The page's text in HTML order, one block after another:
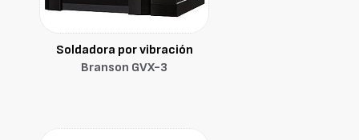
Soldadora por vibración
Branson GVX-3